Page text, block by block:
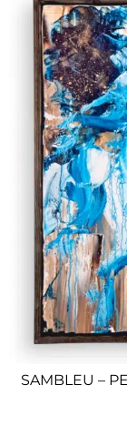
SAMBLEU –